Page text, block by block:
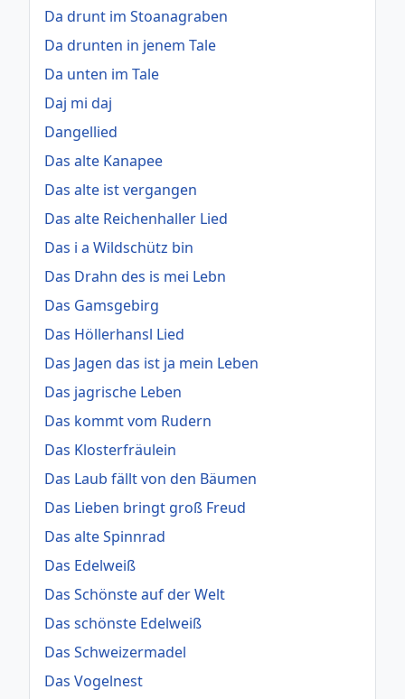
Da drunt im Stoanagraben
Da drunten in jenem Tale
Da unten im Tale
Daj mi daj
Dangellied
Das alte Kanapee
Das alte ist vergangen
Das alte Reichenhaller Lied
Das i a Wildschütz bin
Das Drahn des is mei Lebn
Das Gamsgebirg
Das Höllerhansl Lied
Das Jagen das ist ja mein Leben
Das jagrische Leben
Das kommt vom Rudern
Das Klosterfräulein
Das Laub fällt von den Bäumen
Das Lieben bringt groß Freud
Das alte Spinnrad
Das Edelweiß
Das Schönste auf der Welt
Das schönste Edelweiß
Das Schweizermadel
Das Vogelnest